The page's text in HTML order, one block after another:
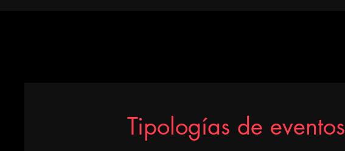
Tipologías de eventos